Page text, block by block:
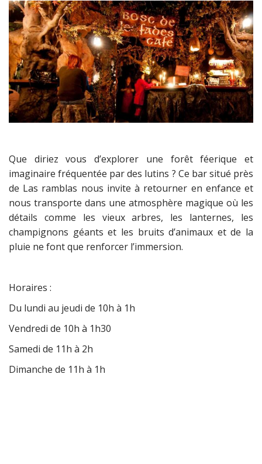
Que diriez vous d’explorer une forêt féerique et
imaginaire fréquentée par des lutins ? Ce bar situé près
de Las ramblas nous invite à retourner en enfance et
nous transporte dans une atmosphère magique où les
détails comme les vieux arbres, les lanternes, les
champignons géants et les bruits d’animaux et de la
pluie ne font que renforcer l’immersion.
Horaires :
Du lundi au jeudi de 10h à 1h
Vendredi de 10h à 1h30
Samedi de 11h à 2h
Dimanche de 11h à 1h